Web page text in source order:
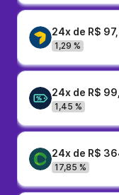
24x de R$
1,29 %
24x de R$
1,45 %
24x de R$
17,85 %